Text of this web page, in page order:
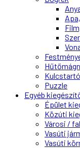
Puzzle
Egyéb
Épület
Közúti
Városi /
Vasúti
Vasúti